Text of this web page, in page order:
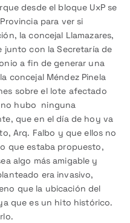
desde el bloque UxP se
para ver si
la concejal Llamazares,
junto con la Secretaría de
a fin de generar una
concejal Méndez Pinela
sobre el lote afectado
hubo ninguna
que en el día de hoy va
Arq. Falbo y que ellos no
que estaba propuesto,
algo más amigable y
era invasivo,
que la ubicación del
que es un hito histórico.